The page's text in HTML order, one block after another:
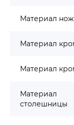
Материал
Материал
Материал
Материал
столешницы